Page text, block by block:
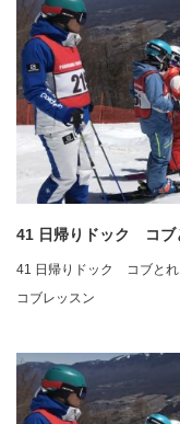
41 日帰りドック コブ
41 日帰りドック コブと
コブレッスン